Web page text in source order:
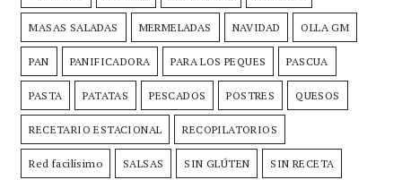
MASAS SALADAS MERMELADAS NAVIDAD OLLA GM
PAN PANIFICADORA PARA LOS PEQUES PASCUA
PASTA PATATAS PESCADOS POSTRES QUESOS
RECETARIO ESTACIONAL RECOPILATORIOS
Red facilísimo SALSAS SIN GLÚTEN SIN RECETA